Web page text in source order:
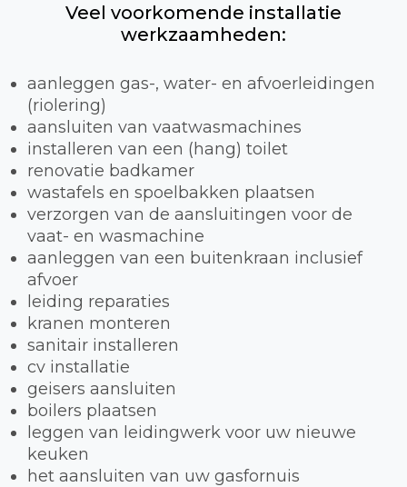
Veel voorkomende installatie
werkzaamheden:
aanleggen gas-, water- en afvoerleidingen
(riolering)
aansluiten van vaatwasmachines
installeren van een (hang) toilet
renovatie badkamer
wastafels en spoelbakken plaatsen
verzorgen van de aansluitingen voor de
vaat- en wasmachine
aanleggen van een buitenkraan inclusief
afvoer
leiding reparaties
kranen monteren
sanitair installeren
cv installatie
geisers aansluiten
boilers plaatsen
leggen van leidingwerk voor uw nieuwe
keuken
het aansluiten van uw gasfornuis